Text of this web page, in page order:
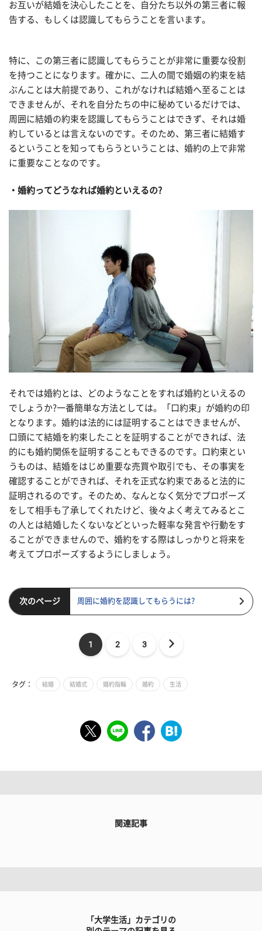
お互いが結婚を決心したことを、自分たち以外の第三者に報
告する、もしくは認識してもらうことを言います。
特に、この第三者に認識してもらうことが非常に重要な役割
を持つことになります。確かに、二人の間で婚姻の約束を結
ぶんことは大前提であり、これがなければ結婚へ至ることは
できませんが、それを自分たちの中に秘めているだけでは、
周囲に結婚の約束を認識してもらうことはできず、それは婚
約しているとは言えないのです。そのため、第三者に結婚す
るということを知ってもらうということは、婚約の上で非常
に重要なことなのです。
・婚約ってどうなれば婚約といえるの?
それでは婚約とは、どのようなことをすれば婚約といえるの
でしょうか?一番簡単な方法としては。「口約束」が婚約の印
となります。婚約は法的には証明することはできませんが、
口頭にて結婚を約束したことを証明することができれば、法
的にも婚約関係を証明することもできるのです。口約束とい
うものは、結婚をはじめ重要な売買や取引でも、その事実を
確認することができれば、それを正式な約束であると法的に
証明されるのです。そのため、なんとなく気分でプロポーズ
をして相手も了承してくれたけど、後々よく考えてみるとこ
の人とは結婚したくないなどといった軽率な発言や行動をす
ることができませんので、婚約をする際はしっかりと将来を
考えてプロポーズするようにしましょう。
次のページ 周囲に婚約を認識してもらうには?
1 2 3
タグ： 結婚 結婚式 婚約指輪 婚約 生活
関連記事
「大学生活」カテゴリの